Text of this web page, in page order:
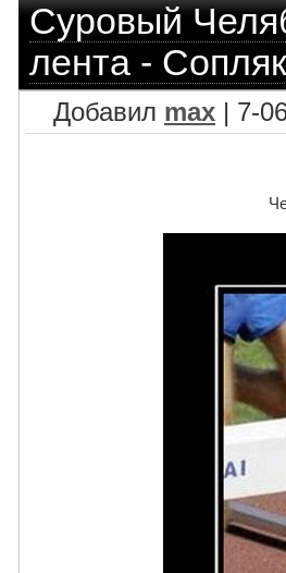
Суровый
лента -
Добавил max | 7-